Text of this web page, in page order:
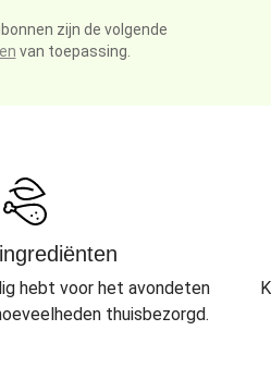
zijn de volgende
van toepassing.
hebt voor het avondeten
thuisbezorgd.